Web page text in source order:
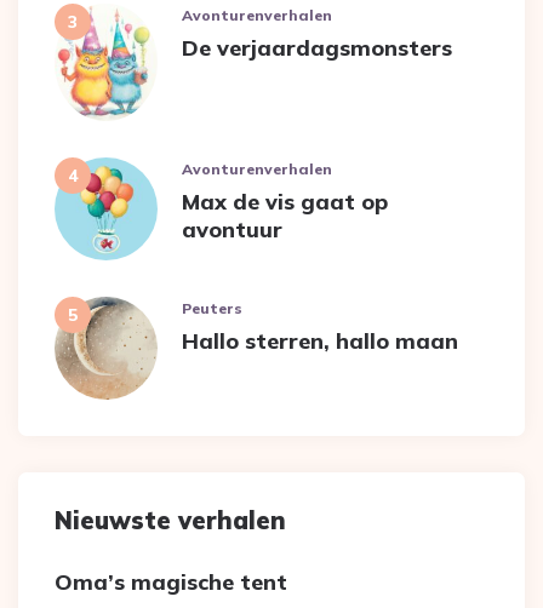
Avonturenverhalen
De verjaardagsmonsters
Avonturenverhalen
Max de vis gaat op
avontuur
Peuters
Hallo sterren, hallo maan
Nieuwste verhalen
Oma’s magische tent